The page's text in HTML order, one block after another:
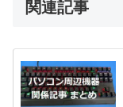
関連記事